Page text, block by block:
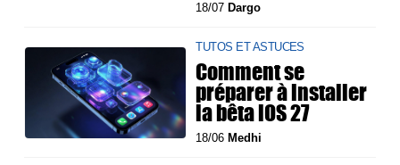
18/07 Dargo
TUTOS ET ASTUCES
Comment se
préparer à installer
la bêta iOS 27
18/06 Medhi